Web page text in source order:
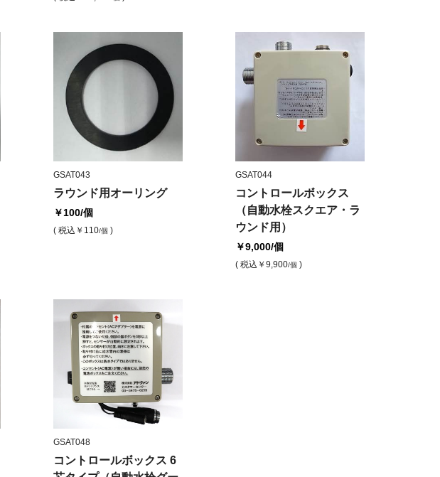
GSAT043
ラウンド用オーリング
￥100/個
( 税込 ￥110/個 )
GSAT044
コントロールボックス
（自動水栓スクエア・ラ
ウンド用）
￥9,000/個
( 税込 ￥9,900/個 )
GSAT048
コントロールボックス 6